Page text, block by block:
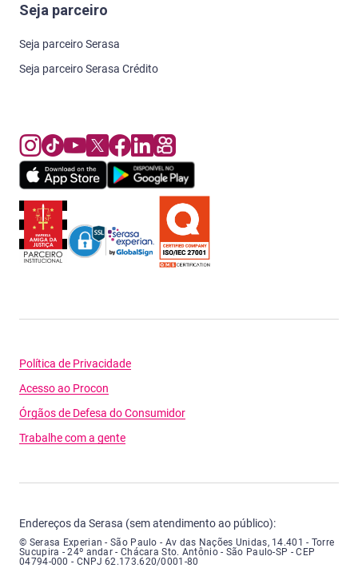
Seja parceiro
Seja parceiro Serasa
Seja parceiro Serasa Crédito
Política de Privacidade
Acesso ao Procon
Órgãos de Defesa do Consumidor
Trabalhe com a gente
Endereços da Serasa (sem atendimento ao público):
Serasa Experian - São Paulo - Endereço: Avenida das Nações Unidas,
© Serasa Experian - São Paulo - Av das Nações Unidas, 14.401 - Torre
Sucupira - 24º andar - Chácara Sto. Antônio - São Paulo-SP - CEP
04794-000 - CNPJ 62.173.620/0001-80